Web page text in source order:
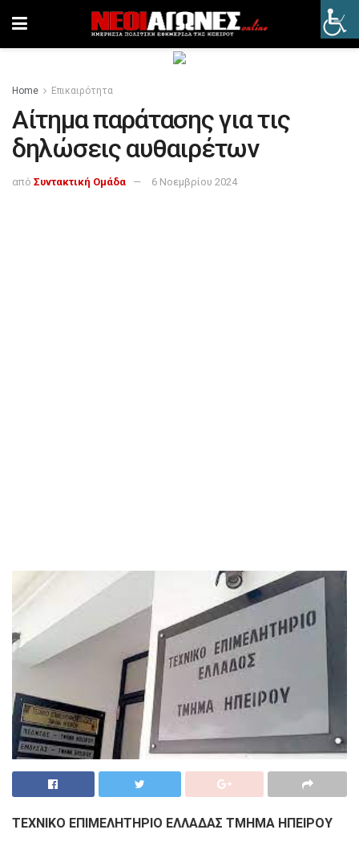
Home Επικαιρότητα
Αίτημα παράτασης για τις
δηλώσεις αυθαιρέτων
από Συντακτική Ομάδα 6 Νοεμβρίου 2024
ΤΕΧΝΙΚΟ ΕΠΙΜΕΛΗΤΗΡΙΟ ΕΛΛΑΔΑΣ ΤΜΗΜΑ ΗΠΕΙΡΟΥ